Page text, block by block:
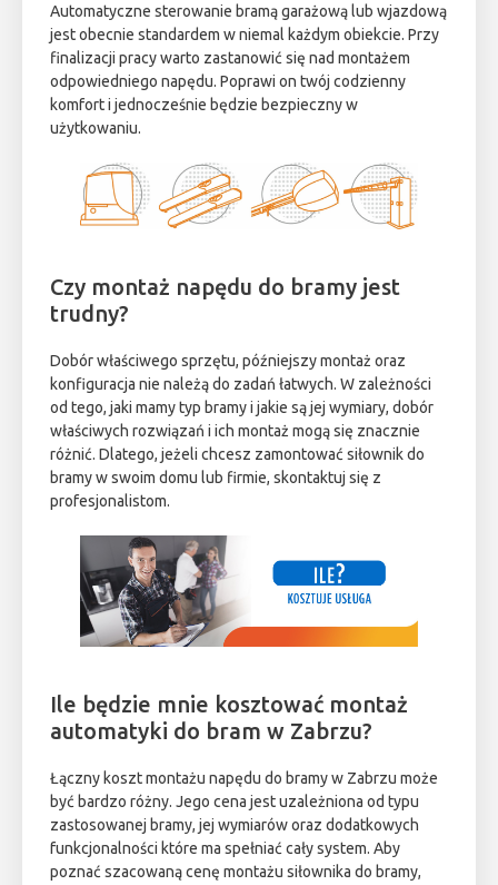
Automatyczne sterowanie bramą garażową lub wjazdową
jest obecnie standardem w niemal każdym obiekcie. Przy
finalizacji pracy warto zastanowić się nad montażem
odpowiedniego napędu. Poprawi on twój codzienny
komfort i jednocześnie będzie bezpieczny w
użytkowaniu.
Czy montaż napędu do bramy jest
trudny?
Dobór właściwego sprzętu, późniejszy montaż oraz
konfiguracja nie należą do zadań łatwych. W zależności
od tego, jaki mamy typ bramy i jakie są jej wymiary, dobór
właściwych rozwiązań i ich montaż mogą się znacznie
różnić. Dlatego, jeżeli chcesz zamontować siłownik do
bramy w swoim domu lub firmie, skontaktuj się z
profesjonalistom.
Ile będzie mnie kosztować montaż
automatyki do bram w Zabrzu?
Łączny koszt montażu napędu do bramy w Zabrzu może
być bardzo różny. Jego cena jest uzależniona od typu
zastosowanej bramy, jej wymiarów oraz dodatkowych
funkcjonalności które ma spełniać cały system. Aby
poznać szacowaną cenę montażu siłownika do bramy,